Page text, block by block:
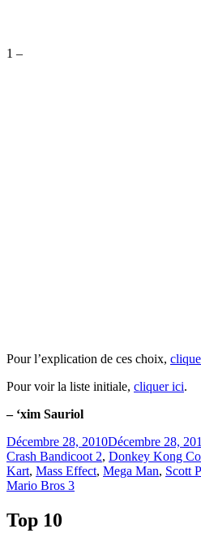
1 –
Pour l’explication de ces choix,
Pour voir la liste initiale, cliquer ici.
– ‘xim Sauriol
Publié
le
Décembre 28, 2010Décembre 28,
Crash Bandicoot 2, Donkey Kong
Kart, Mass Effect, Mega Man, Scott
Mario Bros 3
Top 10